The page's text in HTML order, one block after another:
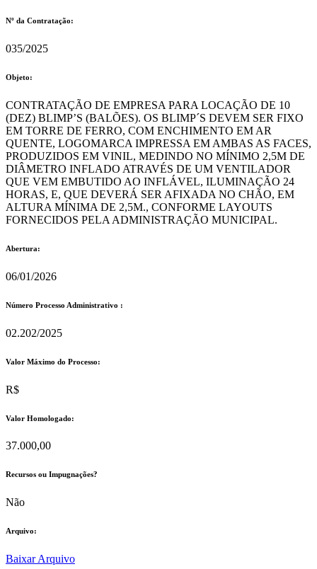
Nº da Contratação:
035/2025
Objeto:
CONTRATAÇÃO DE EMPRESA PARA LOCAÇÃO DE 10
(DEZ) BLIMP’S (BALÕES). OS BLIMP´S DEVEM SER FIXO
EM TORRE DE FERRO, COM ENCHIMENTO EM AR
QUENTE, LOGOMARCA IMPRESSA EM AMBAS AS FACES,
PRODUZIDOS EM VINIL, MEDINDO NO MÍNIMO 2,5M DE
DIÂMETRO INFLADO ATRAVÉS DE UM VENTILADOR
QUE VEM EMBUTIDO AO INFLÁVEL, ILUMINAÇÃO 24
HORAS, E, QUE DEVERÁ SER AFIXADA NO CHÃO, EM
ALTURA MÍNIMA DE 2,5M., CONFORME LAYOUTS
FORNECIDOS PELA ADMINISTRAÇÃO MUNICIPAL.
Abertura:
06/01/2026
Número Processo Administrativo :
02.202/2025
Valor Máximo do Processo: ​
R$
Valor Homologado: ​
37.000,00
Recursos ou Impugnações? ​
Não
Arquivo:
Baixar Arquivo